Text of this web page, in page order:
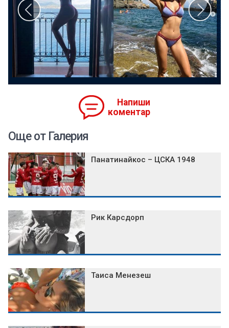
Напиши
коментар
Още от Галерия
Панатинайкос – ЦСКА 1948
Рик Карсдорп
Таиса Менезеш